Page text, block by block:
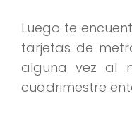
Luego te
tarjetas de
alguna vez al
cuadrimestre